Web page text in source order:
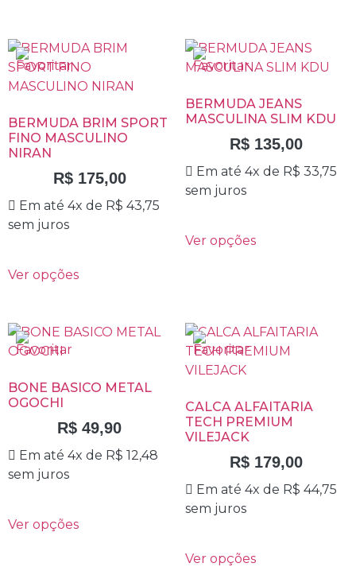
BERMUDA BRIM SPORT
FINO MASCULINO
NIRAN
R$175,00
Em até 4x de R$ 43,75
sem juros
Ver opções
BERMUDA JEANS
MASCULINA SLIM KDU
R$ 135,00
Em até 4x de R$ 33,75
sem juros
Ver opções
BONE BASICO METAL
OGOCHI
R$ 49,90
Em até 4x de R$ 12,48
sem juros
Ver opções
CALCA ALFAITARIA
TECH PREMIUM
VILEJACK
R$ 179,00
Em até 4x de R$ 44,75
sem juros
Ver opções